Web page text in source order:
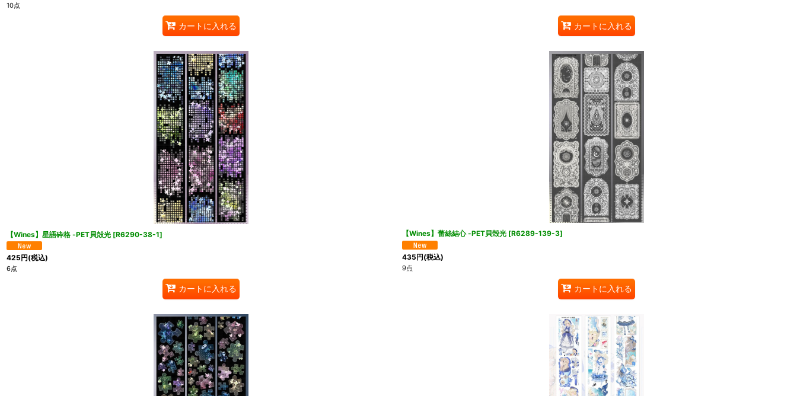
10点
カートに入れる カートに入れる
【Wines】星語砕格 -PET貝殻光 [R6290-38-1]
425円(税込)
6点
カートに入れる
【Wines】蕾絲結心 -PET貝殻光 [R6289-139-3]
435円(税込)
9点
カートに入れる